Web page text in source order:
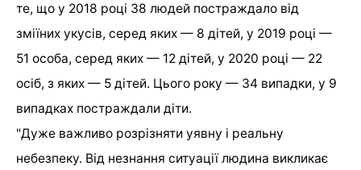
те, що у 2018 році 38 людей постраждало від
зміїних укусів, серед яких — 8 дітей, у 2019 році —
51 особа, серед яких — 12 дітей, у 2020 році — 22
осіб, з яких — 5 дітей. Цього року — 34 випадки, у 9
випадках постраждали діти.
"Дуже важливо розрізняти уявну і реальну
небезпеку. Від незнання ситуації людина викликає